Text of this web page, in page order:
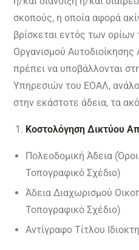
σκοπούς, η οποία αφορά
βρίσκεται εντός των ορίων
Οργανισμού
πρέπει να υποβάλλονται
Υπηρεσιών του ΕΟΑΛ,
στην εκάστοτε άδεια, τα
Κοστολόγηση Δικτύου
Πολεοδομική Άδεια
Τοπογραφικό Σχέδιο)
Άδεια Διαχωρισμού
Τοπογραφικό Σχέδιο)
Αντίγραφο Τίτλου